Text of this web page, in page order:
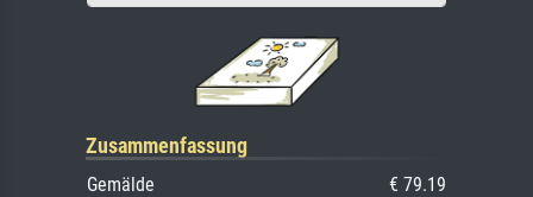
Zusammenfassung
Gemälde
€ 79.19